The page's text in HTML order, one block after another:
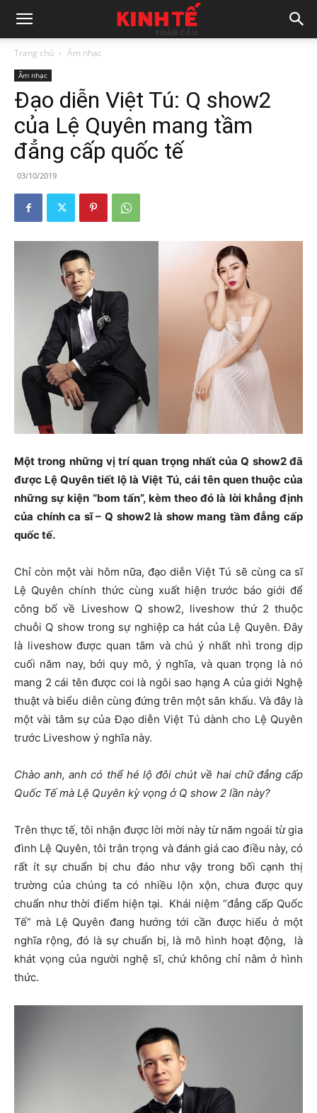
Trang chủ Âm nhạc
Âm nhạc
Đạo diễn Việt Tú: Q show2
của Lệ Quyên mang tầm
đẳng cấp quốc tế
03/10/2019
Một trong những vị trí quan trọng nhất của Q show2 đã
được Lệ Quyên tiết lộ là Việt Tú, cái tên quen thuộc của
những sự kiện “bom tấn”, kèm theo đó là lời khẳng định
của chính ca sĩ – Q show2 là show mang tầm đẳng cấp
quốc tế.
Chỉ còn một vài hôm nữa, đạo diễn Việt Tú sẽ cùng ca sĩ
Lệ Quyên chính thức cùng xuất hiện trước báo giới để
công bố về Liveshow Q show2, liveshow thứ 2 thuộc
chuỗi Q show trong sự nghiệp ca hát của Lệ Quyên. Đây
là liveshow được quan tâm và chú ý nhất nhì trong dịp
cuối năm nay, bởi quy mô, ý nghĩa, và quan trọng là nó
mang 2 cái tên được coi là ngôi sao hạng A của giới Nghệ
thuật và biểu diễn cùng đứng trên một sân khấu. Và đây là
một vài tâm sự của Đạo diễn Việt Tú dành cho Lệ Quyên
trước Liveshow ý nghĩa này.
Chào anh, anh có thể hé lộ đôi chút về hai chữ đẳng cấp
Quốc Tế mà Lệ Quyên kỳ vọng ở Q show 2 lần này?
Trên thực tế, tôi nhận được lời mời này từ năm ngoái từ gia
đình Lệ Quyên, tôi trân trọng và đánh giá cao điều này, có
rất ít sự chuẩn bị chu đáo như vậy trong bối cạnh thị
trường của chúng ta có nhiều lộn xộn, chưa được quy
chuẩn như thời điểm hiện tại. Khái niệm “đẳng cấp Quốc
Tế” mà Lệ Quyên đang hướng tới cần được hiểu ở một
nghĩa rộng, đó là sự chuẩn bị, là mô hình hoạt động, là
khát vọng của người nghệ sĩ, chứ không chỉ nằm ở hình
thức.